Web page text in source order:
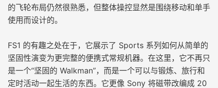
的飞轮布局仍然很熟悉，但整体操控显然是围绕移动和单手
使用而设计的。
FS1 的有趣之处在于，它展示了 Sports 系列如何从简单的
坚固性演变为更完整的便携式常规机器。在这里，它不再只
是一个“坚固的 Walkman”，而是一个可以与锻炼、旅行和
定时活动一起生活的东西。它更像 Sony 将磁带改编成 20